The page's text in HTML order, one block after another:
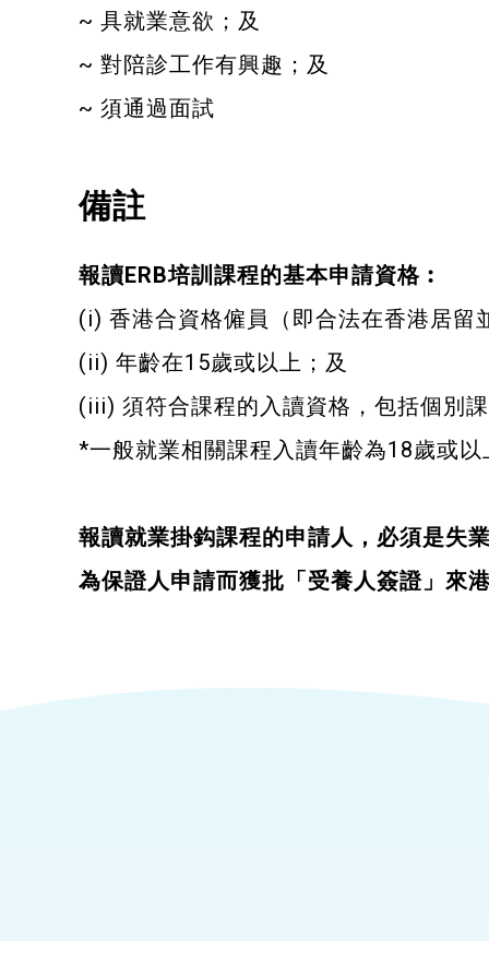
~ 具就業意欲；及
~ 對陪診工作有興趣；及
~ 須通過面試
備註
報讀ERB培訓課程的基本申請資格︰
(i) 香港合資格僱員（即合法在香港居留
(ii) 年齡在15歲或以上；及
(iii) 須符合課程的入讀資格，包括個別
*一般就業相關課程入讀年齡為18歲或
報讀就業掛鈎課程的申請人，必須是失
為保證人申請而獲批「受養人簽證」來